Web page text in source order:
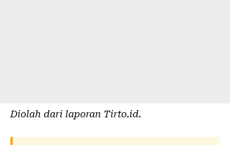
Diolah dari laporan Tirto.id.